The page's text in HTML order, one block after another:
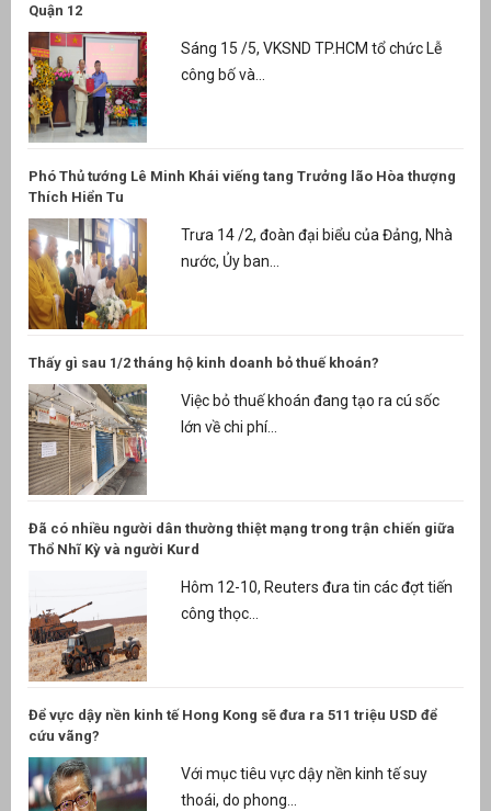
Quận 12
Sáng 15 /5, VKSND TP.HCM tổ chức Lễ
công bố và...
Phó Thủ tướng Lê Minh Khái viếng tang Trưởng lão Hòa thượng
Thích Hiển Tu
Trưa 14 /2, đoàn đại biểu của Đảng, Nhà
nước, Ủy ban...
Thấy gì sau 1/2 tháng hộ kinh doanh bỏ thuế khoán?
Việc bỏ thuế khoán đang tạo ra cú sốc
lớn về chi phí...
Đã có nhiều người dân thường thiệt mạng trong trận chiến giữa
Thổ Nhĩ Kỳ và người Kurd
Hôm 12-10, Reuters đưa tin các đợt tiến
công thọc...
Để vực dậy nền kinh tế Hong Kong sẽ đưa ra 511 triệu USD để
cứu vãng?
Với mục tiêu vực dậy nền kinh tế suy
thoái, do phong...